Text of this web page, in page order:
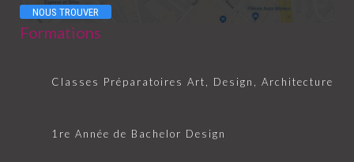
NOUS TROUVER
Formations
Classes Préparatoires Art, Design, Architecture
1re Année de Bachelor Design